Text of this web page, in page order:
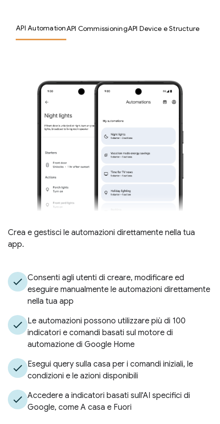
API AutomationAPI CommissioningAPI Device e Structure
Crea e gestisci le automazioni direttamente nella tua
app.
check Consenti agli utenti di creare, modificare ed
eseguire manualmente le automazioni direttamente
nella tua app
check Le automazioni possono utilizzare più di 100
indicatori e comandi basati sul motore di
automazione di Google Home
check Esegui query sulla casa per i comandi iniziali, le
condizioni e le azioni disponibili
check Accedere a indicatori basati sull'AI specifici di
Google, come A casa e Fuori